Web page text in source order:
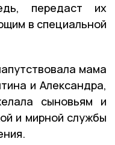
передаст их
в специальной
мама
и Александра,
сыновьям и
и мирной службы